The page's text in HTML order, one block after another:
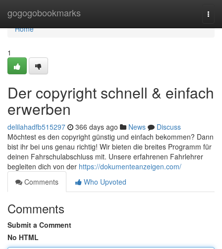
gogogobookmarks
Home
Home
1
Der copyright schnell & einfach
erwerben
delilahadfb515297 366 days ago News
Discuss
Möchtest es den copyright günstig und einfach bekommen? Dann
bist ihr bei uns genau richtig! Wir bieten die breites Programm für
deinen Fahrschulabschluss mit. Unsere erfahrenen Fahrlehrer
begleiten dich von der https://dokumenteanzeigen.com/
Comments
Who Upvoted
Comments
Submit a Comment
No HTML